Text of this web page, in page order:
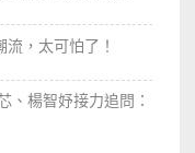
，太可怕了！
、楊智妤接力追問：